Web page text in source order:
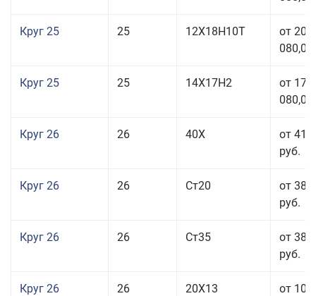
Круг 25 25 12Х18Н10Т
от 208
080,00
Круг 25 25 14Х17Н2
от 179
080,00
Круг 26 26 40Х
от 41
руб.
Круг 26 26 Ст20
от 38
руб.
Круг 26 26 Ст35
от 38
руб.
Круг 26 26 20Х13
от 103